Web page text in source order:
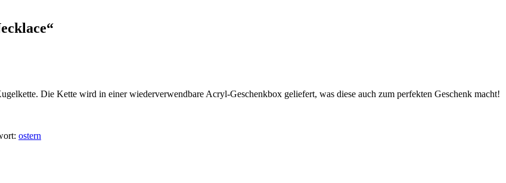
Die Kette wird in einer wiederverwendbare Acryl-Geschenkbox geliefert, was diese auch zum perfekten Geschenk macht!
ostern